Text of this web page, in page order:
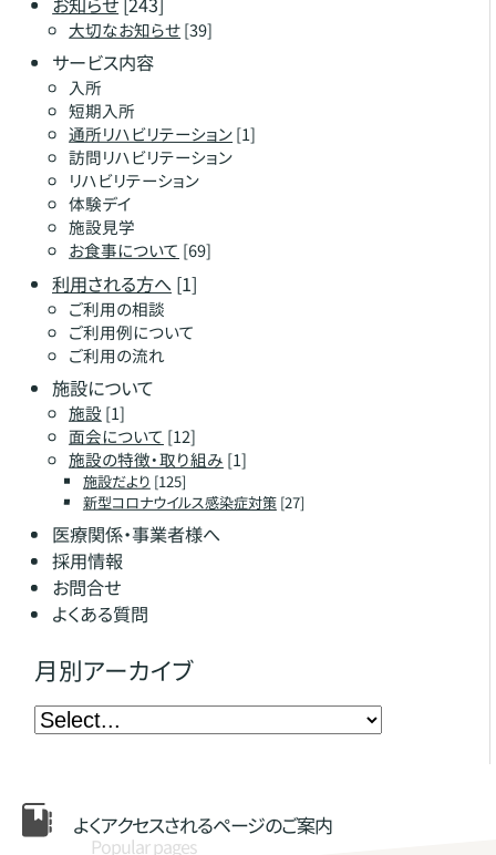
大切なお知らせ[39]
サービス内容
入所
短期入所
通所リハビリテーション[1]
訪問リハビリテーション
リハビリテーション
体験デイ
施設見学
お食事について [69]
利用される方へ[1]
ご利用の相談
ご利用例について
ご利用の流れ
施設について
施設 [1]
面会について [12]
施設の特徴・取り組み [1]
施設だより [125]
新型コロナウイルス感染症対策[27]
医療関係・事業者様へ
採用情報
お問合せ
よくある質問
月別アーカイブ
よくアクセスされるページのご案内
Popular pages